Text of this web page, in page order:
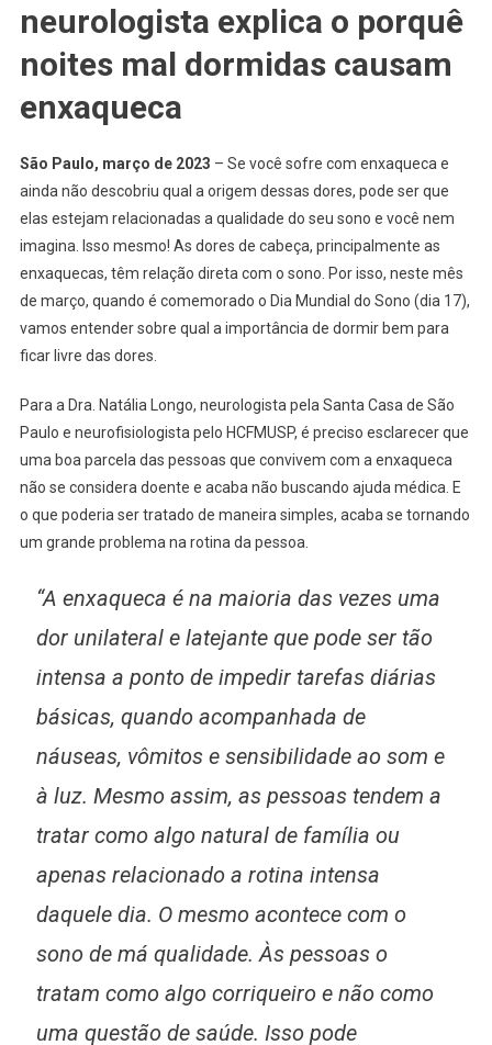
neurologista explica o porquê
noites mal dormidas causam
enxaqueca
São Paulo, março de 2023 – Se você sofre com enxaqueca e
ainda não descobriu qual a origem dessas dores, pode ser que
elas estejam relacionadas a qualidade do seu sono e você nem
imagina. Isso mesmo! As dores de cabeça, principalmente as
enxaquecas, têm relação direta com o sono. Por isso, neste mês
de março, quando é comemorado o Dia Mundial do Sono (dia 17),
vamos entender sobre qual a importância de dormir bem para
ficar livre das dores.
Para a Dra. Natália Longo, neurologista pela Santa Casa de São
Paulo e neurofisiologista pelo HCFMUSP, é preciso esclarecer que
uma boa parcela das pessoas que convivem com a enxaqueca
não se considera doente e acaba não buscando ajuda médica. E
o que poderia ser tratado de maneira simples, acaba se tornando
um grande problema na rotina da pessoa.
“A enxaqueca é na maioria das vezes uma
dor unilateral e latejante que pode ser tão
intensa a ponto de impedir tarefas diárias
básicas, quando acompanhada de
náuseas, vômitos e sensibilidade ao som e
à luz. Mesmo assim, as pessoas tendem a
tratar como algo natural de família ou
apenas relacionado a rotina intensa
daquele dia. O mesmo acontece com o
sono de má qualidade. Às pessoas o
tratam como algo corriqueiro e não como
uma questão de saúde. Isso pode